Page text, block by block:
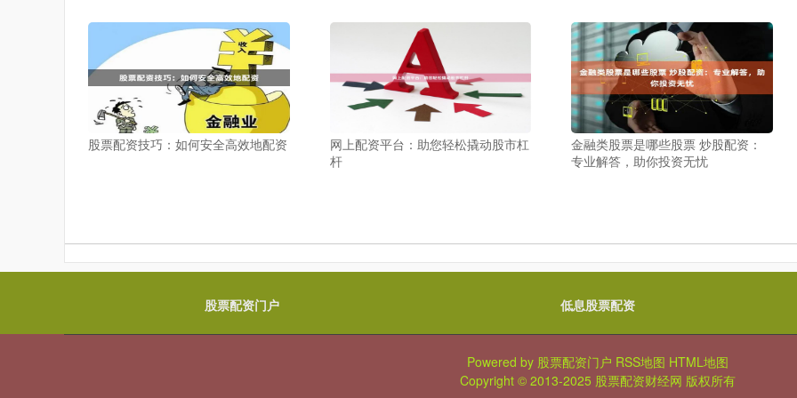
股票配资技巧：如何安全高效地配资
网上配资平台：助您轻松撬动股市杠
杆
金融类股票是哪些股票 炒股配资：
专业解答，助你投资无忧
股票配资门户 低息股票配资
Powered by 股票配资门户 RSS地图 HTML地图
Copyright © 2013-2025 股票配资财经网 版权所有